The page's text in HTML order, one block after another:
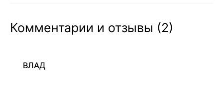
Комментарии и отзывы (2)
ВЛАД